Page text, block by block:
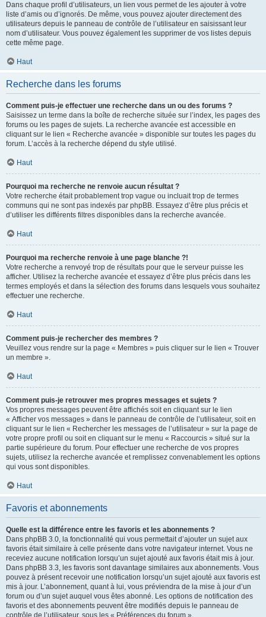
Dans chaque profil d’utilisateurs, un lien vous permet de les ajouter à votre
liste d’amis ou d’ignorés. De même, vous pouvez ajouter directement des
utilisateurs depuis le panneau de contrôle de l’utilisateur en saisissant leur
nom d’utilisateur. Vous pouvez également les supprimer de vos listes depuis
cette même page.
Haut
Recherche dans les forums
Comment puis-je effectuer une recherche dans un ou des forums ?
Saisissez un terme dans la boîte de recherche située sur l’index, les pages des
forums ou les pages de sujets. La recherche avancée est accessible en
cliquant sur le lien « Recherche avancée » disponible sur toutes les pages du
forum. L’accès à la recherche dépend du style utilisé.
Haut
Pourquoi ma recherche ne renvoie aucun résultat ?
Votre recherche était probablement trop vague ou incluait trop de termes
communs qui ne sont pas indexés par phpBB. Essayez d’être plus précis et
d’utiliser les différents filtres disponibles dans la recherche avancée.
Haut
Pourquoi ma recherche renvoie à une page blanche ?!
Votre recherche a renvoyé trop de résultats pour que le serveur puisse les
afficher. Utilisez la recherche avancée et essayez d’être plus précis dans les
termes employés et dans la sélection des forums dans lesquels vous souhaitez
effectuer une recherche.
Haut
Comment puis-je rechercher des membres ?
Veuillez vous rendre sur la page « Membres » puis cliquer sur le lien « Trouver
un membre ».
Haut
Comment puis-je retrouver mes propres messages et sujets ?
Vos propres messages peuvent être affichés soit en cliquant sur le lien
« Afficher vos messages » dans le panneau de contrôle de l’utilisateur, soit en
cliquant sur le lien « Rechercher les messages de l’utilisateur » sur la page de
votre propre profil ou soit en cliquant sur le menu « Raccourcis » situé sur la
partie supérieure du forum. Pour effectuer une recherche de vos propres
sujets, utilisez la recherche avancée et remplissez convenablement les options
qui vous sont disponibles.
Haut
Favoris et abonnements
Quelle est la différence entre les favoris et les abonnements ?
Dans phpBB 3.0, la fonctionnalité qui vous permettait d’ajouter un sujet aux
favoris était similaire à celle présente dans votre navigateur internet. Vous ne
receviez aucune notification lorsqu’un sujet ajouté aux favoris était mis à jour.
Dans phpBB 3.3, les favoris sont davantage similaires aux abonnements. Vous
pouvez à présent recevoir une notification lorsqu’un sujet ajouté aux favoris est
mis à jour. L’abonnement, quant à lui, vous préviendra de la mise à jour d’un
forum ou d’un sujet auquel vous êtes abonné. Les options de notification des
favoris et des abonnements peuvent être modifiés depuis le panneau de
contrôle de l’utilisateur, sous les « Préférences du forum ».